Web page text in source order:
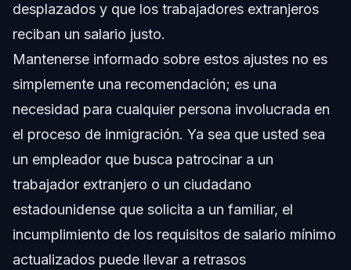
desplazados y que los trabajadores extranjeros
reciban un salario justo.
Mantenerse informado sobre estos ajustes no es
simplemente una recomendación; es una
necesidad para cualquier persona involucrada en
el proceso de inmigración. Ya sea que usted sea
un empleador que busca patrocinar a un
trabajador extranjero o un ciudadano
estadounidense que solicita a un familiar, el
incumplimiento de los requisitos de salario mínimo
actualizados puede llevar a retrasos